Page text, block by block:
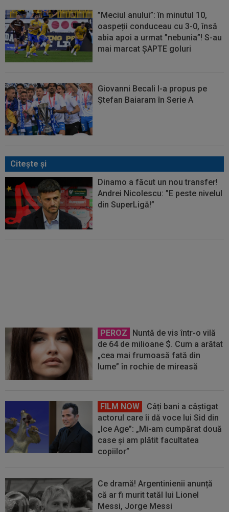
”Meciul anului”: în minutul 10,
oaspeții conduceau cu 3-0, însă
abia apoi a urmat ”nebunia”! S-au
mai marcat ȘAPTE goluri
Giovanni Becali l-a propus pe
Ștefan Baiaram în Serie A
Citeşte şi
Dinamo a făcut un nou transfer!
Andrei Nicolescu: ”E peste nivelul
din SuperLigă!”
PEROZ
Nuntă de vis într-o vilă
de 64 de milioane $. Cum a arătat
„cea mai frumoasă fată din
lume” în rochie de mireasă
FILM NOW
Câți bani a câștigat
actorul care îi dă voce lui Sid din
„Ice Age”: „Mi-am cumpărat două
case și am plătit facultatea
copiilor”
Ce dramă! Argentinienii anunță
că ar fi murit tatăl lui Lionel
Messi, Jorge Messi